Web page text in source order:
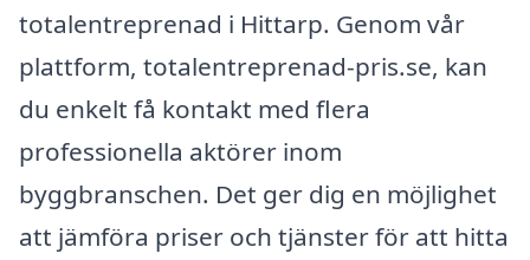
totalentreprenad i Hittarp. Genom vår
plattform, totalentreprenad-pris.se, kan
du enkelt få kontakt med flera
professionella aktörer inom
byggbranschen. Det ger dig en möjlighet
att jämföra priser och tjänster för att hitta